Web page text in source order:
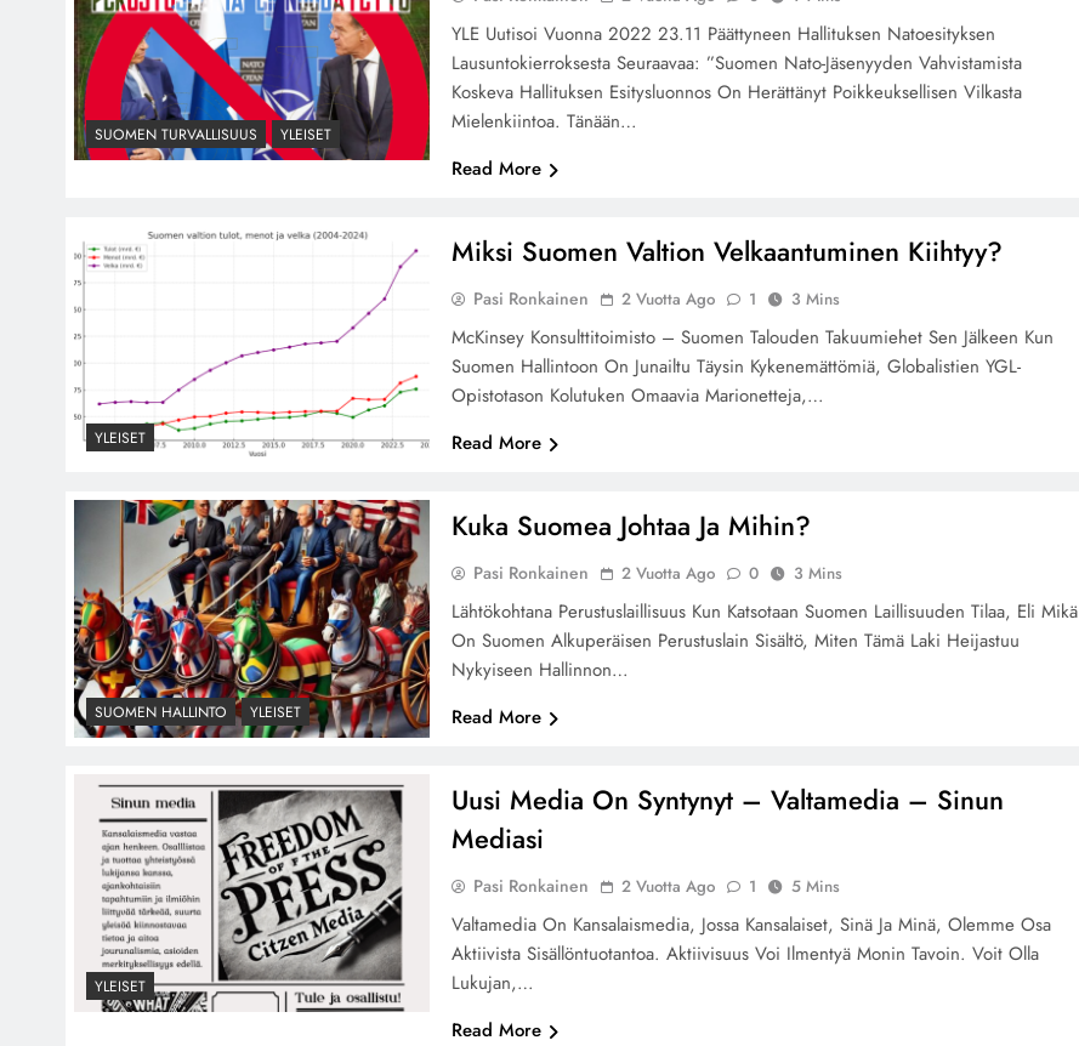
SUOMEN TURVALLISUUS YLEISET
YLE Uutisoi Vuonna 2022 23.11 Päättyneen Hallituksen Natoesityksen
Lausuntokierroksesta Seuraavaa: ”Suomen Nato-Jäsenyyden Vahvistamista
Koskeva Hallituksen Esitysluonnos On Herättänyt Poikkeuksellisen Vilkasta
Mielenkiintoa. Tänään…
Read More
YLEISET
Miksi Suomen Valtion Velkaantuminen Kiihtyy?
Pasi Ronkainen 2 Vuotta Ago 1 3 Mins
McKinsey Konsulttitoimisto – Suomen Talouden Takuumiehet Sen Jälkeen Kun
Suomen Hallintoon On Junailtu Täysin Kykenemättömiä, Globalistien YGL-
Opistotason Kolutuken Omaavia Marionetteja,…
Read More
SUOMEN HALLINTO YLEISET
Kuka Suomea Johtaa Ja Mihin?
Pasi Ronkainen 2 Vuotta Ago 0 3 Mins
Lähtökohtana Perustuslaillisuus Kun Katsotaan Suomen Laillisuuden Tilaa, Eli Mikä
On Suomen Alkuperäisen Perustuslain Sisältö, Miten Tämä Laki Heijastuu
Nykyiseen Hallinnon…
Read More
YLEISET
Uusi Media On Syntynyt – Valtamedia – Sinun
Mediasi
Pasi Ronkainen 2 Vuotta Ago 1 5 Mins
Valtamedia On Kansalaismedia, Jossa Kansalaiset, Sinä Ja Minä, Olemme Osa
Aktiivista Sisällöntuotantoa. Aktiivisuus Voi Ilmentyä Monin Tavoin. Voit Olla
Lukujan,…
Read More